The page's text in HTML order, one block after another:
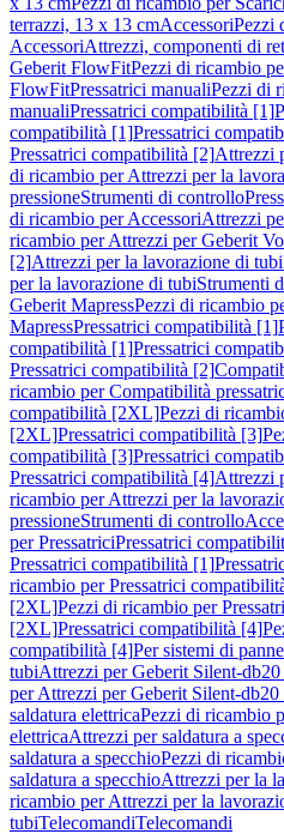
terrazzi, 13 x 13 cmAccessoriPezzi
AccessoriAttrezzi, componenti di
Geberit FlowFitPezzi di ricambio
FlowFitPressatrici manualiPezzi di
manualiPressatrici compatibilità [1]
compatibilità [1]Pressatrici
Pressatrici compatibilità [2]Attrezzi
di ricambio per Attrezzi per la
pressioneStrumenti di controllo
di ricambio per AccessoriAttrezzi
ricambio per Attrezzi per Geberit
[2]Attrezzi per la lavorazione di tubi
per la lavorazione di tubiStrumenti
Geberit MapressPezzi di ricambio
MapressPressatrici compatibilità [1]
compatibilità [1]Pressatrici
Pressatrici compatibilità [2]
ricambio per Compatibilità
compatibilità [2XL]Pezzi di
[2XL]Pressatrici compatibilità [3]
compatibilità [3]Pressatrici
Pressatrici compatibilità [4]Attrezzi
ricambio per Attrezzi per la
pressioneStrumenti di controllo
per PressatriciPressatrici
Pressatrici compatibilità [1]
ricambio per Pressatrici
[2XL]Pezzi di ricambio per
[2XL]Pressatrici compatibilità [4]
compatibilità [4]Per sistemi di
tubiAttrezzi per Geberit Silent-
per Attrezzi per Geberit Silent-db20
saldatura elettricaPezzi di ricambio
elettricaAttrezzi per saldatura a
saldatura a specchioPezzi di
saldatura a specchioAttrezzi per la
ricambio per Attrezzi per la
tubiTelecomandiTelecomandi